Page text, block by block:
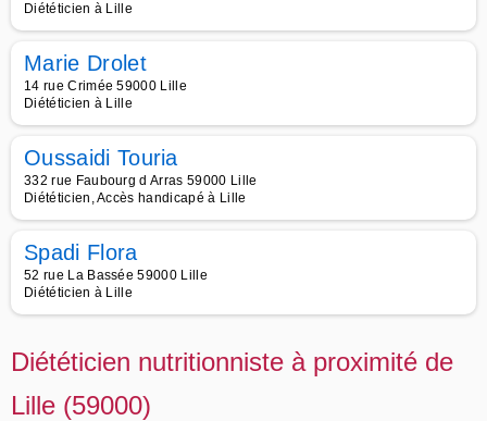
Diététicien à Lille
Marie Drolet
14 rue Crimée 59000 Lille
Diététicien à Lille
Oussaidi Touria
332 rue Faubourg d Arras 59000 Lille
Diététicien, Accès handicapé à Lille
Spadi Flora
52 rue La Bassée 59000 Lille
Diététicien à Lille
Diététicien nutritionniste à proximité de
Lille (59000)